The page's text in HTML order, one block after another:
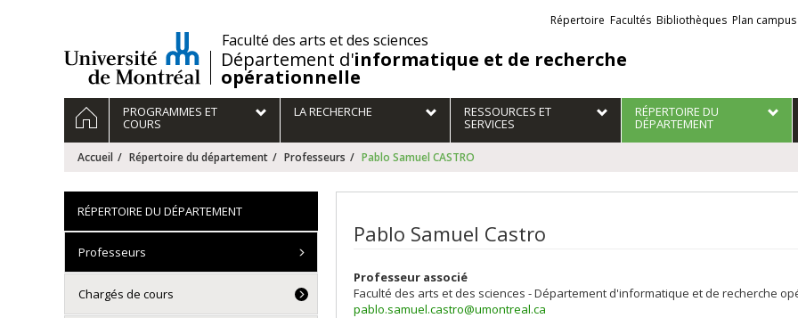
/Faculté des arts et des sciences
Département d'informatique et de recherche
opérationnelle
Liens
externes
Répertoire Facultés Bibliothèques Plan campus
Navigation
principale
ACCUEILPROGRAMMES ET
COURS
LA RECHERCHE RESSOURCES ET
SERVICES
RÉPERTOIRE DU
DÉPARTEMENT
Accueil Répertoire du département Professeurs Pablo Samuel CASTRO
Pablo Samuel Castro
Professeur associé
Faculté des arts et des sciences - Département d'informatique et de recherche
pablo.samuel.castro@umontreal.ca
RÉPERTOIRE DU DÉPARTEMENT
Professeurs
Chargés de cours